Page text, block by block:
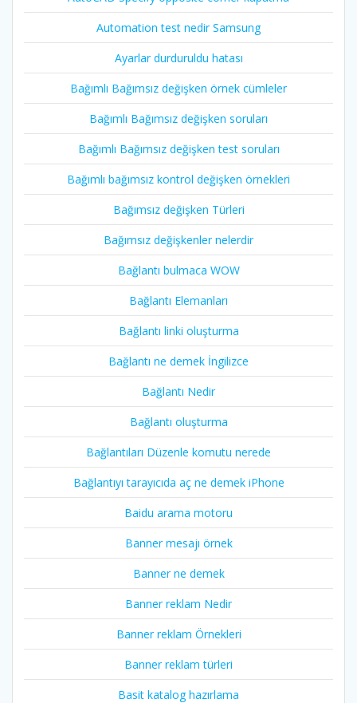
Automation test nedir Samsung
Ayarlar durduruldu hatası
Bağımlı Bağımsız değişken örnek cümleler
Bağımlı Bağımsız değişken soruları
Bağımlı Bağımsız değişken test soruları
Bağımlı bağımsız kontrol değişken örnekleri
Bağımsız değişken Türleri
Bağımsız değişkenler nelerdir
Bağlantı bulmaca WOW
Bağlantı Elemanları
Bağlantı linki oluşturma
Bağlantı ne demek İngilizce
Bağlantı Nedir
Bağlantı oluşturma
Bağlantıları Düzenle komutu nerede
Bağlantıyı tarayıcıda aç ne demek iPhone
Baidu arama motoru
Banner mesajı örnek
Banner ne demek
Banner reklam Nedir
Banner reklam Örnekleri
Banner reklam türleri
Basit katalog hazırlama